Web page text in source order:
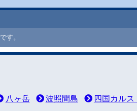
す。
八ヶ岳 波照間島 四国カルス